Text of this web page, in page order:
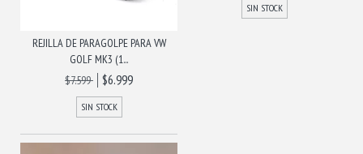
REJILLA DE PARAGOLPE PARA VW
GOLF MK3 (1...
$7.599
$6.999
SIN STOCK
SIN STOCK